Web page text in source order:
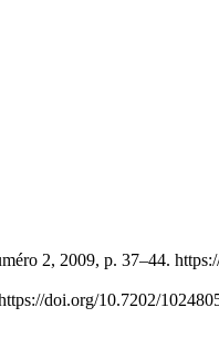
2, 2009, p. 37–44.
doi.org/10.7202/